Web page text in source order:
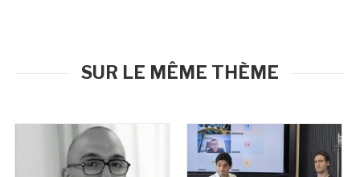
SUR LE MÊME THÈME